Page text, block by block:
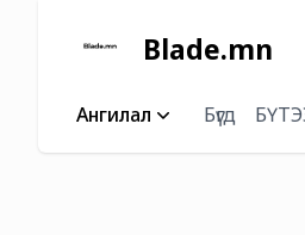
Blade.mn
Ангилал Бүгд